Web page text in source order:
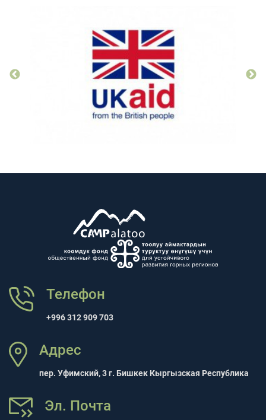
Телефон
+996 312 909 703
Адрес
пер. Уфимский, 3 г. Бишкек Кыргызская Республика
Эл. Почта